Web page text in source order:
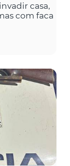
casa,
com faca